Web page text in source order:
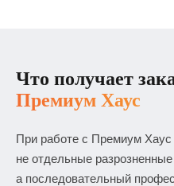
Что получает
Премиум Хаус
При работе с Премиум Хаус
не отдельные
а последовательный